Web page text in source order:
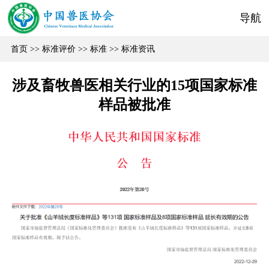
导航
首页>> 标准评价>> 标准>> 标准资讯
涉及畜牧兽医相关行业的15项国家标准
样品被批准